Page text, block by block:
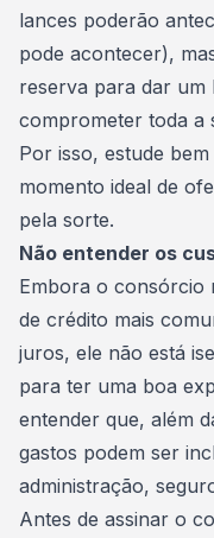
lances poderão
pode acontecer),
reserva para dar
comprometer toda a
Por isso, estude
momento ideal de
pela sorte.
Não entender os
Embora o consórcio
de crédito mais
juros, ele não está
para ter uma boa
entender que, além
gastos podem ser
administração,
Antes de assinar o